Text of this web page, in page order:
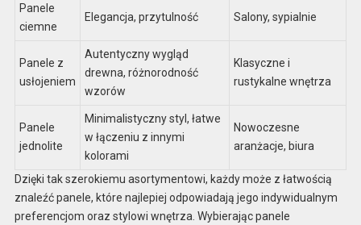
Panele
ciemne
Elegancja, przytulność Salony, sypialnie
Panele z
usłojeniem
Autentyczny wygląd
drewna, różnorodność
wzorów
Klasyczne i
rustykalne wnętrza
Panele
jednolite
Minimalistyczny styl, łatwe
w łączeniu z innymi
kolorami
Nowoczesne
aranżacje, biura
Dzięki tak szerokiemu asortymentowi, każdy może z łatwością
znaleźć panele, które najlepiej odpowiadają jego indywidualnym
preferencjom oraz stylowi wnętrza. Wybierając panele